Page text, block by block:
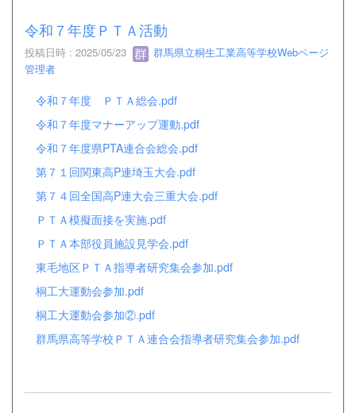
令和７年度ＰＴＡ活動
投稿日時 : 2025/05/23
群馬県立桐生工業高等学校Webページ
管理者
令和７年度 ＰＴＡ総会.pdf
令和７年度マナーアップ運動.pdf
令和７年度県PTA連合会総会.pdf
第７１回関東高P連埼玉大会.pdf
第７４回全国高P連大会三重大会.pdf
ＰＴＡ模擬面接を実施.pdf
ＰＴＡ本部役員施設見学会.pdf
東毛地区ＰＴＡ指導者研究集会参加.pdf
桐工大運動会参加.pdf
桐工大運動会参加②.pdf
群馬県高等学校ＰＴＡ連合会指導者研究集会参加.pdf